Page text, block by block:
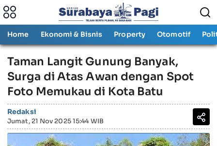
Home Ekonomi & Bisnis Property Otomotif
Taman Langit Gunung Banyak,
Surga di Atas Awan dengan Spot
Foto Memukau di Kota Batu
Redaksi
Jumat, 21 Nov 2025 15:44 WIB